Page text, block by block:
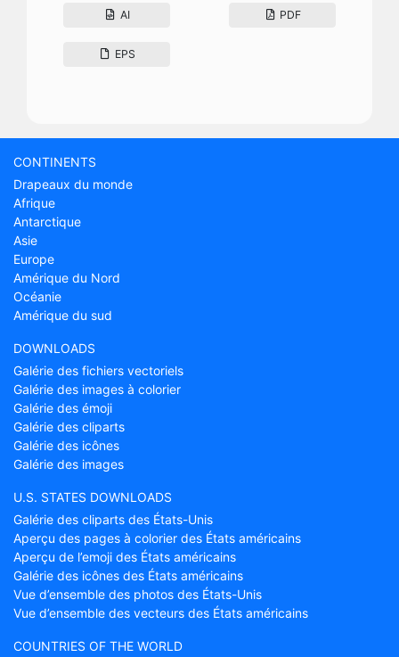
AI PDF
EPS
CONTINENTS
Drapeaux du monde
Afrique
Antarctique
Asie
Europe
Amérique du Nord
Océanie
Amérique du sud
DOWNLOADS
Galérie des fichiers vectoriels
Galérie des images à colorier
Galérie des émoji
Galérie des cliparts
Galérie des icônes
Galérie des images
U.S. STATES DOWNLOADS
Galérie des cliparts des États-Unis
Aperçu des pages à colorier des États américains
Aperçu de l’emoji des États américains
Galérie des icônes des États américains
Vue d’ensemble des photos des États-Unis
Vue d’ensemble des vecteurs des États américains
COUNTRIES OF THE WORLD